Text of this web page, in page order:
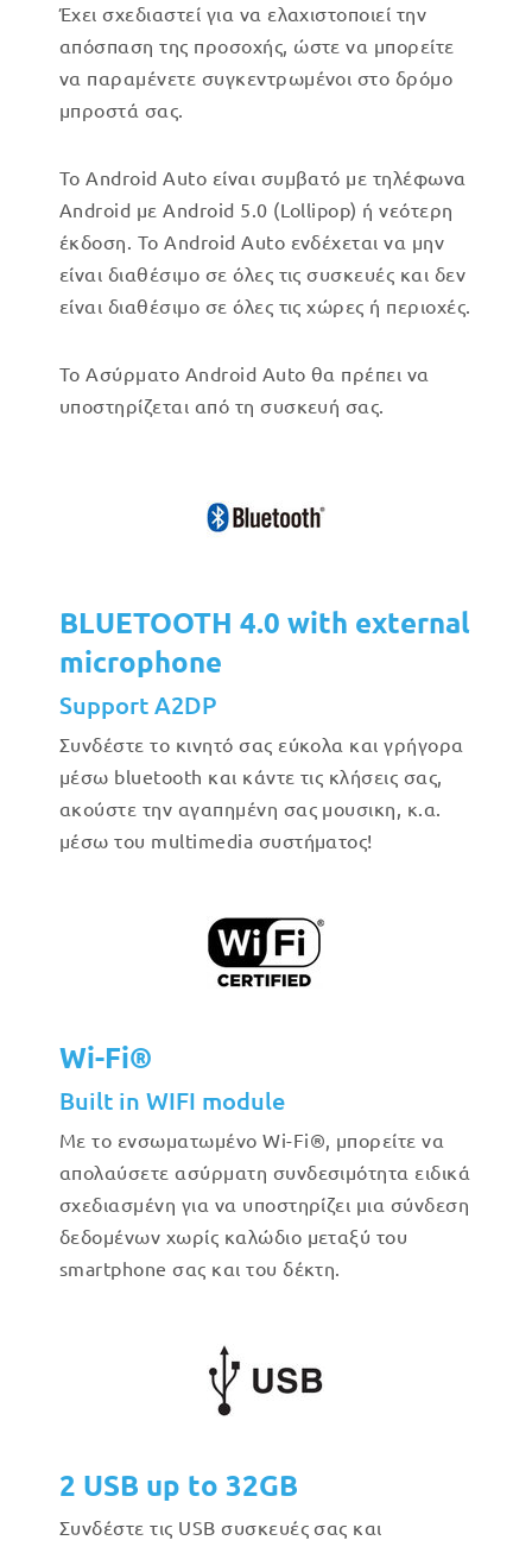
Έχει σχεδιαστεί για να ελαχιστοποιεί την
απόσπαση της προσοχής, ώστε να μπορείτε
να παραμένετε συγκεντρωμένοι στο δρόμο
μπροστά σας.
Το Android Auto είναι συμβατό με τηλέφωνα
Android με Android 5.0 (Lollipop) ή νεότερη
έκδοση. Το Android Auto ενδέχεται να μην
είναι διαθέσιμο σε όλες τις συσκευές και δεν
είναι διαθέσιμο σε όλες τις χώρες ή περιοχές.
Το Ασύρματο Android Auto θα πρέπει να
υποστηρίζεται από τη συσκευή σας.
BLUETOOTH 4.0 with external
microphone
Support A2DP
Συνδέστε το κινητό σας εύκολα και γρήγορα
μέσω bluetooth και κάντε τις κλήσεις σας,
ακούστε την αγαπημένη σας μουσικη, κ.α.
μέσω του multimedia συστήματος!
Wi-Fi®
Built in WIFI module
Με το ενσωματωμένο Wi-Fi®, μπορείτε να
απολαύσετε ασύρματη συνδεσιμότητα ειδικά
σχεδιασμένη για να υποστηρίζει μια σύνδεση
δεδομένων χωρίς καλώδιο μεταξύ του
smartphone σας και του δέκτη.
2 USB up to 32GB
Συνδέστε τις USB συσκευές σας και